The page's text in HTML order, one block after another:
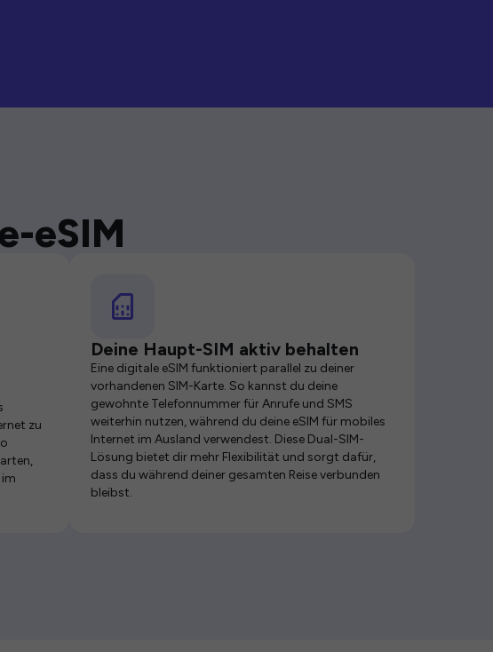
eSIM
zu
Deine Haupt-SIM aktiv behalten
Eine digitale eSIM funktioniert parallel zu deiner
vorhandenen SIM-Karte. So kannst du deine
gewohnte Telefonnummer für Anrufe und SMS
weiterhin nutzen, während du deine eSIM für mobiles
Internet im Ausland verwendest. Diese Dual-SIM-
Lösung bietet dir mehr Flexibilität und sorgt dafür,
dass du während deiner gesamten Reise verbunden
bleibst.